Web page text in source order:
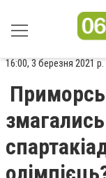
16:00, 3 березня 2021 р.